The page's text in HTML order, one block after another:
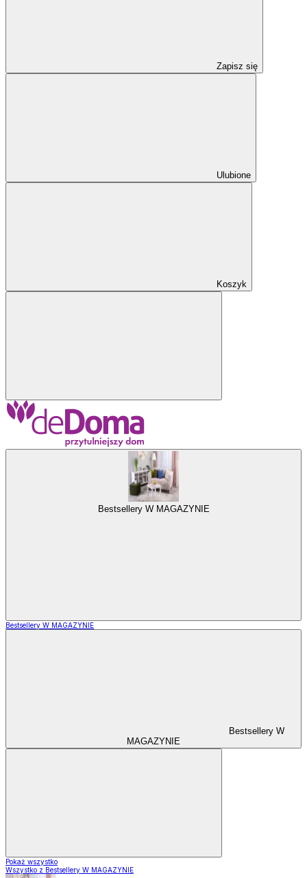
Zapisz się
Ulubione
Koszyk
Bestsellery W MAGAZYNIE
Bestsellery W MAGAZYNIE
Bestsellery W
MAGAZYNIE
Pokaż wszystko
Wszystko z Bestsellery W MAGAZYNIE